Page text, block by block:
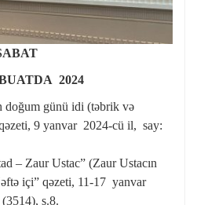
2024
doğum günü idi (təbrik və
9 yanvar 2024-cü il, say:
– Zaur Ustac” (Zaur Ustacın
içi” qəzeti, 11-17 yanvar
s.8.